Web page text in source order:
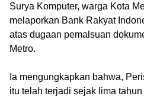
Surya Komputer, warga Kota
melaporkan Bank Rakyat
atas dugaan pemalsuan
Metro.
‎Ia mengungkapkan bahwa,
itu telah terjadi sejak lima